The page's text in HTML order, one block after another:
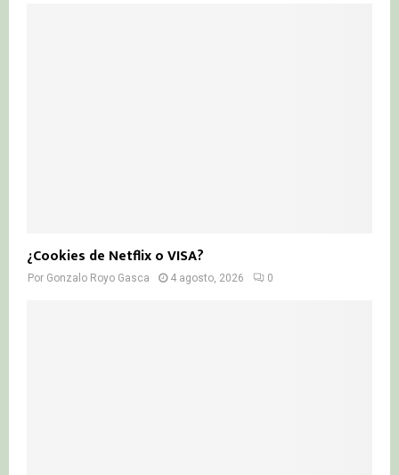
¿Cookies de Netflix o VISA?
Por Gonzalo Royo Gasca 4 agosto, 2026 0